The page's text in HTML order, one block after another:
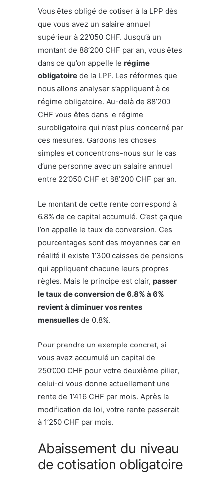
Vous êtes obligé de cotiser à la LPP dès
que vous avez un salaire annuel
supérieur à 22’050 CHF. Jusqu’à un
montant de 88’200 CHF par an, vous êtes
dans ce qu’on appelle le régime
obligatoire de la LPP. Les réformes que
nous allons analyser s’appliquent à ce
régime obligatoire. Au-delà de 88’200
CHF vous êtes dans le régime
surobligatoire qui n’est plus concerné par
ces mesures. Gardons les choses
simples et concentrons-nous sur le cas
d’une personne avec un salaire annuel
entre 22’050 CHF et 88’200 CHF par an.
Le montant de cette rente correspond à
6.8% de ce capital accumulé. C’est ça que
l’on appelle le taux de conversion. Ces
pourcentages sont des moyennes car en
réalité il existe 1’300 caisses de pensions
qui appliquent chacune leurs propres
règles. Mais le principe est clair, passer
le taux de conversion de 6.8% à 6%
revient à diminuer vos rentes
mensuelles de 0.8%.
Pour prendre un exemple concret, si
vous avez accumulé un capital de
250’000 CHF pour votre deuxième pilier,
celui-ci vous donne actuellement une
rente de 1’416 CHF par mois. Après la
modification de loi, votre rente passerait
à 1’250 CHF par mois.
Abaissement du niveau
de cotisation obligatoire